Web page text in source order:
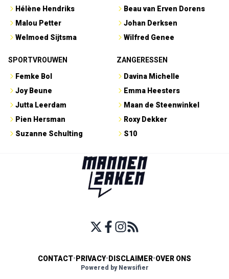
Hélène Hendriks
Malou Petter
Welmoed Sijtsma
Beau van Erven Dorens
Johan Derksen
Wilfred Genee
SPORTVROUWEN
Femke Bol
Joy Beune
Jutta Leerdam
Pien Hersman
Suzanne Schulting
ZANGERESSEN
Davina Michelle
Emma Heesters
Maan de Steenwinkel
Roxy Dekker
S10
CONTACT• PRIVACY• DISCLAIMER•OVER ONS
Powered by Newsifier